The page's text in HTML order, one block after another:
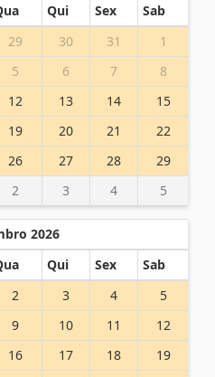
Qui Sex
Sab
29 30 31
1
5 6 7
8
12 13 14
15
19 20 21
22
26 27 28
29
2 3 4 5
2026
Qui Sex
Sab
2 3 4
5
9 10 11
12
16 17 18
19